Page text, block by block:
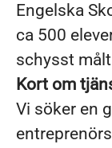
Engelska
ca 500
schysst
Kort om
Vi söker en